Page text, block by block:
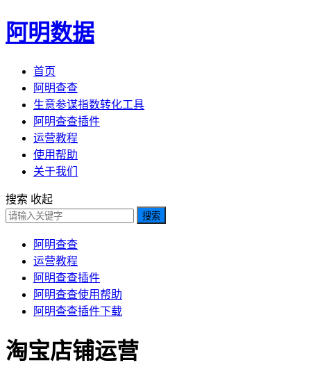
阿明数据
首页
阿明查查
生意参谋指数转化工具
阿明查查插件
运营教程
使用帮助
关于我们
搜索 收起
搜索
阿明查查
运营教程
阿明查查插件
阿明查查使用帮助
阿明查查插件下载
淘宝店铺运营